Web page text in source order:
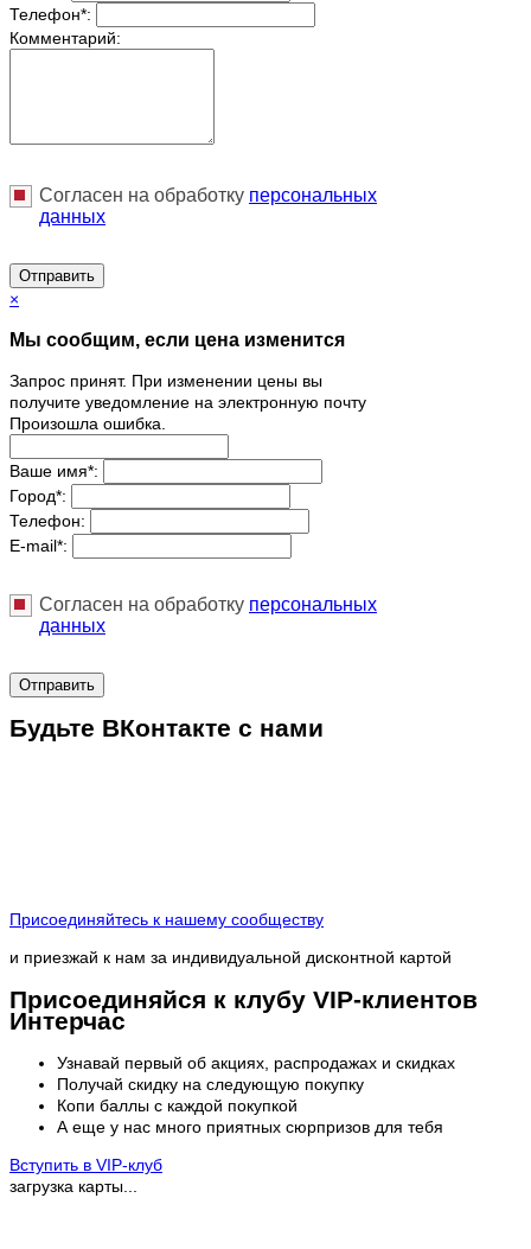
Телефон*:
Комментарий:
Согласен на обработку персональныx
данных
Отправить
×
Мы сообщим, если цена изменится
Запрос принят. При изменении цены вы
получите уведомление на электронную почту
Произошла ошибка.
Ваше имя*:
Город*:
Телефон:
E-mail*:
Согласен на обработку персональныx
данных
Отправить
Будьте ВКонтакте с нами
Присоединяйтесь к нашему сообществу
и приезжай к нам за индивидуальной дисконтной картой
Присоединяйся к клубу VIP-клиентов
Интерчас
Узнавай первый об акциях, распродажах и скидках
Получай скидку на следующую покупку
Копи баллы с каждой покупкой
А еще у нас много приятных сюрпризов для тебя
Вступить в VIP-клуб
загрузка карты...